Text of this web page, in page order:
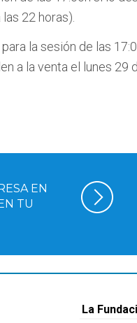
22 horas).
la sesión de las
a la venta el lunes
EN
TU
La